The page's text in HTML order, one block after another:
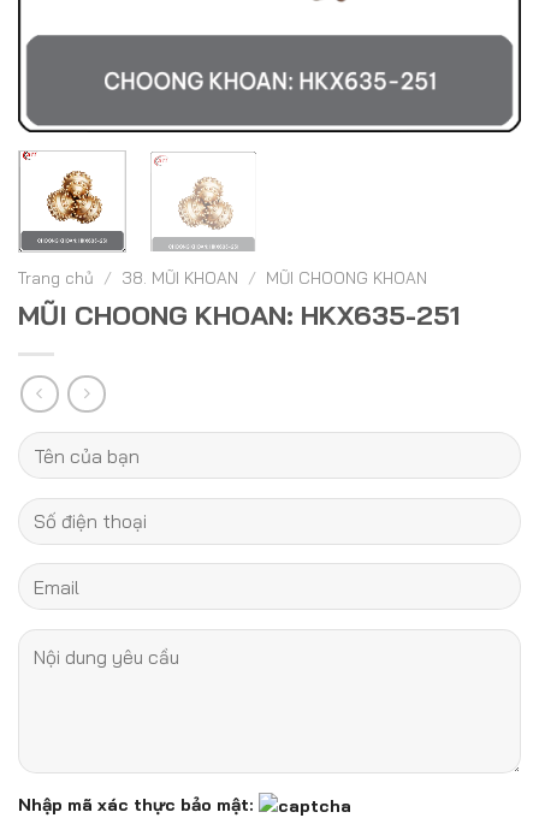
Trang chủ / 38. MŨI KHOAN / MŨI CHOONG KHOAN
MŨI CHOONG KHOAN: HKX635-251
Nhập mã xác thực bảo mật: